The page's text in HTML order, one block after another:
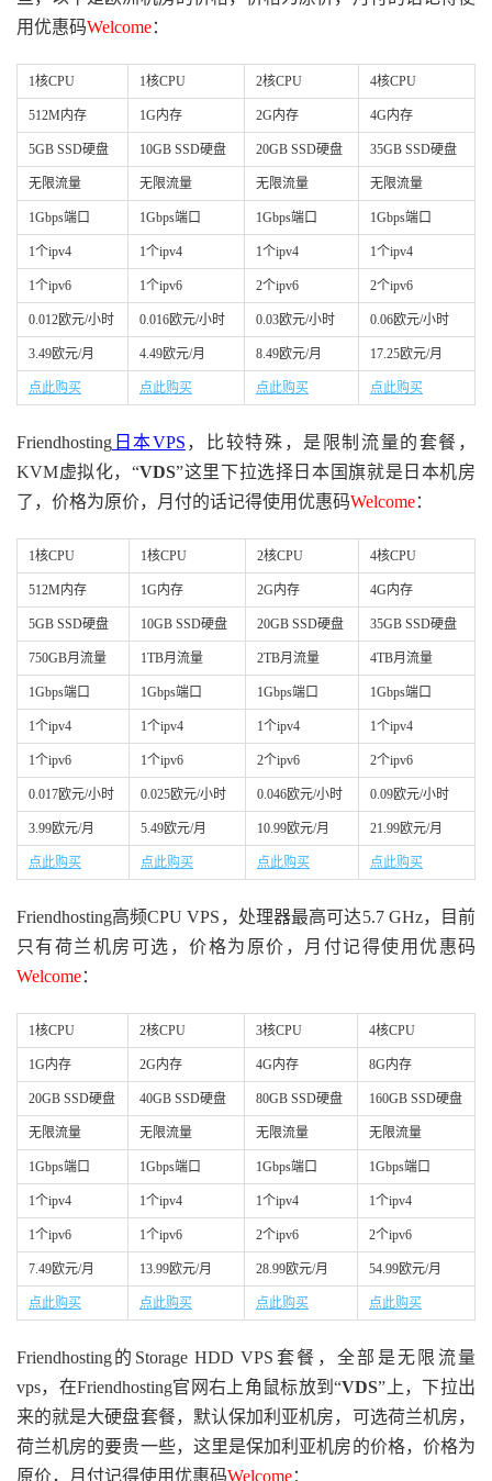
用优惠码Welcome：
1核CPU 1核CPU 2核CPU 4核CPU
512M内存 1G内存 2G内存 4G内存
5GB SSD硬盘 10GB SSD硬盘 20GB SSD硬盘 35GB SSD硬盘
无限流量 无限流量 无限流量 无限流量
1Gbps端口 1Gbps端口 1Gbps端口 1Gbps端口
1个ipv4 1个ipv4 1个ipv4 1个ipv4
1个ipv6 1个ipv6 2个ipv6 2个ipv6
0.012欧元/小时 0.016欧元/小时 0.03欧元/小时 0.06欧元/小时
3.49欧元/月 4.49欧元/月 8.49欧元/月 17.25欧元/月
点此购买 点此购买 点此购买 点此购买
Friendhosting 日本VPS ，比较特殊，是限制流量的套餐，
KVM虚拟化，“VDS”这里下拉选择日本国旗就是日本机房
了，价格为原价，月付的话记得使用优惠码Welcome：
1核CPU 1核CPU 2核CPU 4核CPU
512M内存 1G内存 2G内存 4G内存
5GB SSD硬盘 10GB SSD硬盘 20GB SSD硬盘 35GB SSD硬盘
750GB月流量 1TB月流量 2TB月流量 4TB月流量
1Gbps端口 1Gbps端口 1Gbps端口 1Gbps端口
1个ipv4 1个ipv4 1个ipv4 1个ipv4
1个ipv6 1个ipv6 2个ipv6 2个ipv6
0.017欧元/小时 0.025欧元/小时 0.046欧元/小时 0.09欧元/小时
3.99欧元/月 5.49欧元/月 10.99欧元/月 21.99欧元/月
点此购买 点此购买 点此购买 点此购买
Friendhosting高频CPU VPS，处理器最高可达5.7 GHz，目前
只有荷兰机房可选，价格为原价，月付记得使用优惠码
Welcome：
1核CPU 2核CPU 3核CPU 4核CPU
1G内存 2G内存 4G内存 8G内存
20GB SSD硬盘 40GB SSD硬盘 80GB SSD硬盘 160GB SSD硬盘
无限流量 无限流量 无限流量 无限流量
1Gbps端口 1Gbps端口 1Gbps端口 1Gbps端口
1个ipv4 1个ipv4 1个ipv4 1个ipv4
1个ipv6 1个ipv6 2个ipv6 2个ipv6
7.49欧元/月 13.99欧元/月 28.99欧元/月 54.99欧元/月
点此购买 点此购买 点此购买 点此购买
Friendhosting的Storage HDD VPS套餐，全部是无限流量
vps，在Friendhosting官网右上角鼠标放到“VDS”上，下拉出
来的就是大硬盘套餐，默认保加利亚机房，可选荷兰机房，
荷兰机房的要贵一些，这里是保加利亚机房的价格，价格为
原价，月付记得使用优惠码Welcome：